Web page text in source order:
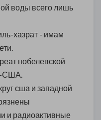
воды всего лишь
хазрат - имам
нобелевской
США.
сша и западной
и радиоактивные